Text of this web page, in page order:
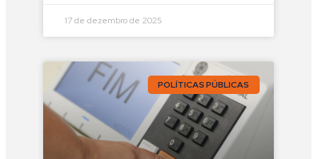
17 de dezembro de 2025
POLÍTICAS PÚBLICAS